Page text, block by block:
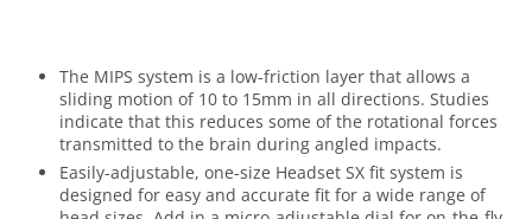
The MIPS system is a low-friction layer that allows a
sliding motion of 10 to 15mm in all directions. Studies
indicate that this reduces some of the rotational forces
transmitted to the brain during angled impacts.
Easily-adjustable, one-size Headset SX fit system is
designed for easy and accurate fit for a wide range of